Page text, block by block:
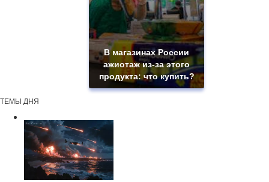
В магазинах России
ажиотаж из-за этого
продукта: что купить?
ТЕМЫ ДНЯ